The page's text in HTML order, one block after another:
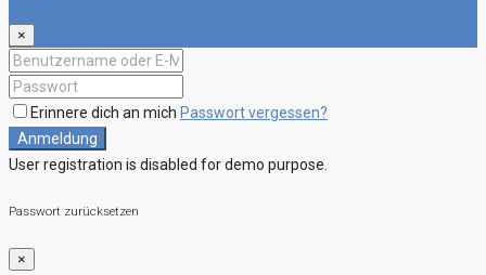
×
Erinnere dich an mich Passwort vergessen?
Anmeldung
User registration is disabled for demo purpose.
Passwort zurücksetzen
×